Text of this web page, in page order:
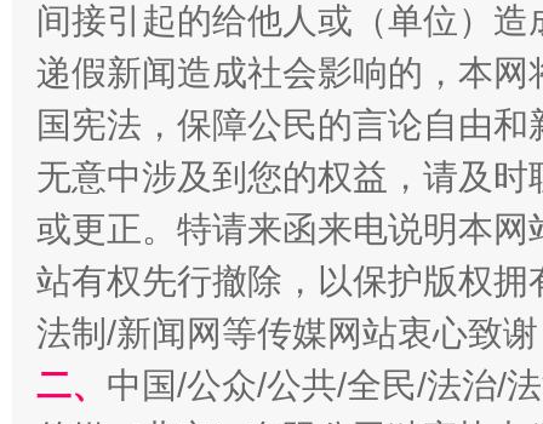
习近平的博鳌关键词
魏明亮
间接引起的给他人或（单位）
递假新闻造成社会影响的，本
国宪法，保障公民的言论自由
无意中涉及到您的权益，请及
或更正。特请来函来电说明本
站有权先行撤除，以保护版权
法制/新闻网等传媒网站衷心致
二、 中国/公众/公共/全民/法治/